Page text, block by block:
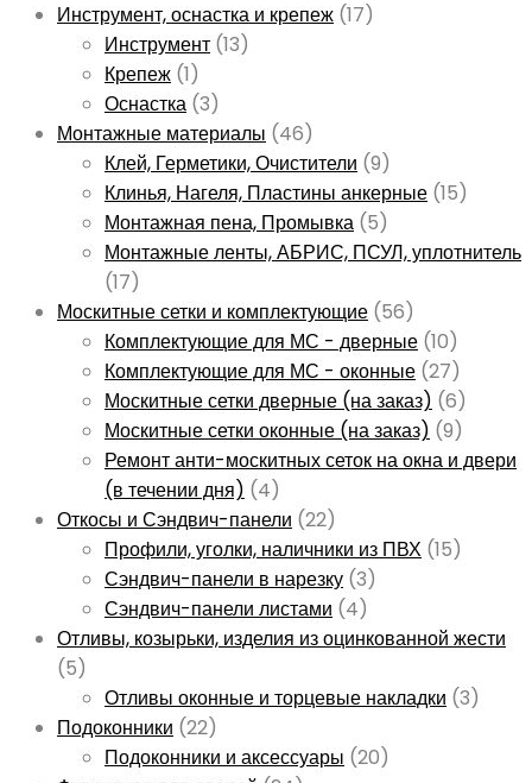
Инструмент, оснастка и крепеж (17)
Инструмент (13)
Крепеж (1)
Оснастка (3)
Монтажные материалы (46)
Клей, Герметики, Очистители (9)
Клинья, Нагеля, Пластины анкерные (15)
Монтажная пена, Промывка (5)
Монтажные ленты, АБРИС, ПСУЛ, уплотнитель
(17)
Москитные сетки и комплектующие (56)
Комплектующие для МС - дверные (10)
Комплектующие для МС - оконные (27)
Москитные сетки дверные (на заказ) (6)
Москитные сетки оконные (на заказ) (9)
Ремонт анти-москитных сеток на окна и двери
(в течении дня) (4)
Откосы и Сэндвич-панели (22)
Профили, уголки, наличники из ПВХ (15)
Сэндвич-панели в нарезку (3)
Сэндвич-панели листами (4)
Отливы, козырьки, изделия из оцинкованной жести
(5)
Отливы оконные и торцевые накладки (3)
Подоконники (22)
Подоконники и аксессуары (20)